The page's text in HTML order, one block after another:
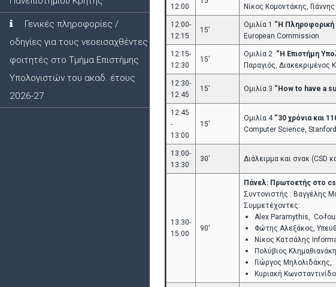
Γενικές πληροφορίες /
οδηγίες για τους νεοεισαχθέντες
φοιτητές στο Τμήμα Επιστήμης
Υπολογιστών του ακαδ. έτους
2026-27
12:00
Νίκος Κομοντάκης,
12:00-
12:15
15’
Ομιλία 1 “Η Πληροφορική
European Commission
12:15-
12:30
15’
Ομιλία 2 “Η Επιστήμη
Παραγιός,
12:30-
12:45
15’ Ομιλία 3 “How to have a
12:45
-
13:00
15’
Ομιλία 4“30 χρόνια και
Computer Science,
13:00-
13:30
30’ Διάλειμμα και σνακ (CSD
13:30-
15:00
90’
Πάνελ: Πρωτοετής στο
Συντονιστής : Βαγγέλης
Συμμετέχοντες:
Alex Paramythis, Co-
Φώτης Αλεξάκος,
Νίκος Κατσάλης
Πολύβιος
Γιώργος
Κυριακή